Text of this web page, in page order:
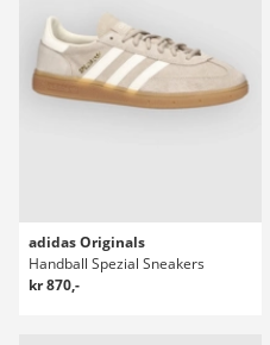
adidas Originals
Handball Spezial Sneakers
kr 870,-